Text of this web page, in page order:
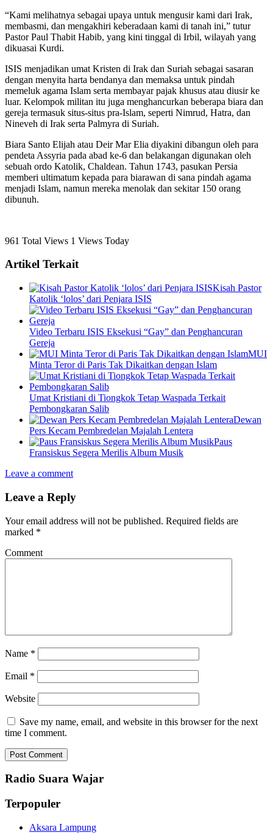
“Kami melihatnya sebagai upaya untuk mengusir kami dari Irak,
membasmi, dan mengakhiri keberadaan kami di tanah ini,” tutur
Pastor Paul Thabit Habib, yang kini tinggal di Irbil, wilayah yang
dikuasai Kurdi.
ISIS menjadikan umat Kristen di Irak dan Suriah sebagai sasaran
dengan menyita harta bendanya dan memaksa untuk pindah
memeluk agama Islam serta membayar pajak khusus atau diusir ke
luar. Kelompok militan itu juga menghancurkan beberapa biara dan
gereja termasuk situs-situs pra-Islam, seperti Nimrud, Hatra, dan
Nineveh di Irak serta Palmyra di Suriah.
Biara Santo Elijah atau Deir Mar Elia diyakini dibangun oleh para
pendeta Assyria pada abad ke-6 dan belakangan digunakan oleh
sebuah ordo Katolik, Chaldean. Tahun 1743, pasukan Persia
memberi ultimatum kepada para biarawan di sana pindah agama
menjadi Islam, namun mereka menolak dan sekitar 150 orang
dibunuh.
961 Total Views 1 Views Today
Artikel Terkait
Kisah Pastor
Katolik ‘lolos’ dari Penjara ISIS
Video Terbaru ISIS Eksekusi “Gay” dan Penghancuran
Gereja
MUI
Minta Teror di Paris Tak Dikaitkan dengan Islam
Umat Kristiani di Tiongkok Tetap Waspada Terkait
Pembongkaran Salib
Dewan
Pers Kecam Pembredelan Majalah Lentera
Paus
Fransiskus Segera Merilis Album Musik
Leave a comment
Leave a Reply
Your email address will not be published. Required fields are
marked *
Comment
Name *
Email *
Website
Save my name, email, and website in this browser for the next
time I comment.
Radio Suara Wajar
Terpopuler
Aksara Lampung